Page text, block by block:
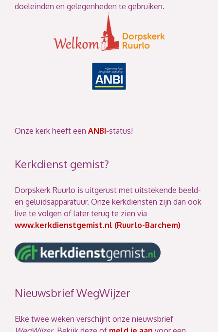
doeleinden en gelegenheden te gebruiken.
Onze kerk heeft een ANBI-status!
Kerkdienst gemist?
Dorpskerk Ruurlo is uitgerust met uitstekende beeld-
en geluidsapparatuur. Onze kerkdiensten zijn dan ook
live te volgen of later terug te zien via
www.kerkdienstgemist.nl (Ruurlo-Barchem)
Nieuwsbrief WegWijzer
Elke twee weken verschijnt onze nieuwsbrief